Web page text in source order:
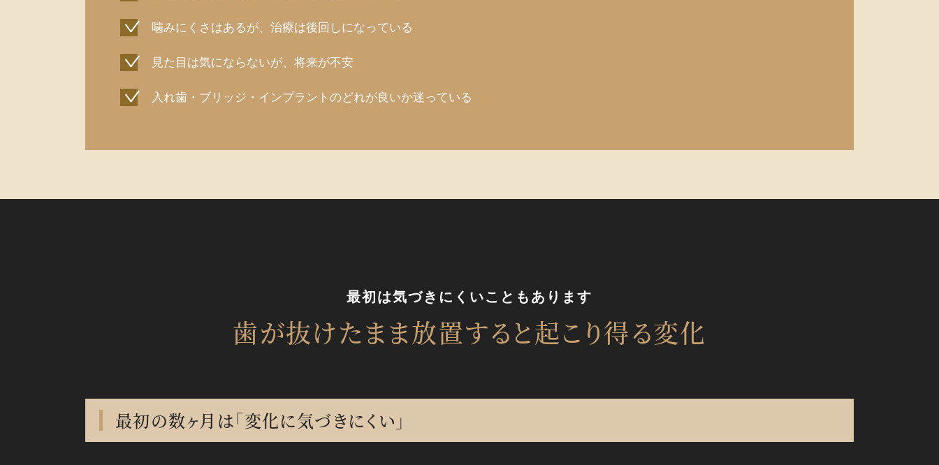
噛みにくさはあるが、治療は後回しになっている
見た目は気にならないが、将来が不安
入れ歯・ブリッジ・インプラントのどれが良いか迷っている
歯が抜けたまま放置すると起こり得る変化
最初は気づきにくいこともあります
最初の数ヶ月は「変化に気づきにくい」